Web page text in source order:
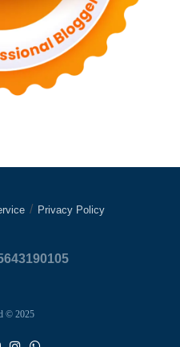
Privacy Policy
© 2025